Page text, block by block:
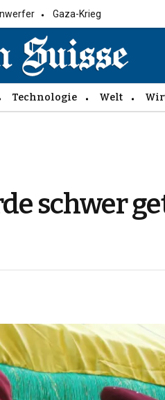
Gaza-Krieg
Technologie Welt
schwer